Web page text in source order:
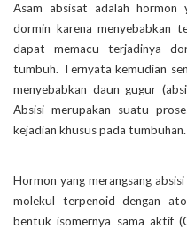
Asam absisat adalah hormon
dormin karena menyebabkan
dapat memacu terjadinya
tumbuh. Ternyata kemudian
menyebabkan daun gugur
Absisi merupakan suatu
kejadian khusus pada tumbuhan.
Hormon yang merangsang
molekul terpenoid dengan
bentuk isomernya sama aktif